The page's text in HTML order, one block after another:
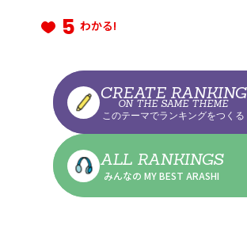
5 わかる!
CREATE RANKING
ON THE SAME THEME
このテーマでランキングをつくる
ALL RANKINGS
みんなの MY BEST ARASHI